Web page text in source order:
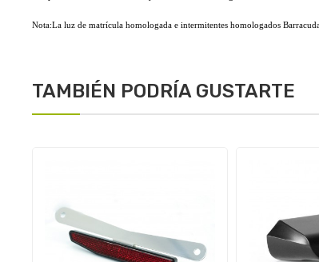
Nota:La luz de matrícula homologada e intermitentes homologados
TAMBIÉN PODRÍA GUSTARTE